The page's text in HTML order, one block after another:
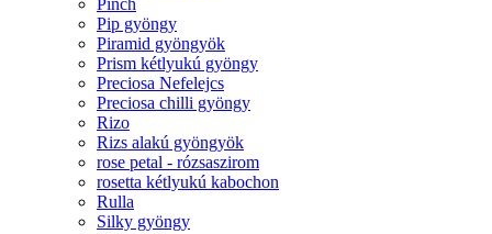
Pinch
Pip gyöngy
Piramid gyöngyök
Prism kétlyukú gyöngy
Preciosa Nefelejcs
Preciosa chilli gyöngy
Rizo
Rizs alakú gyöngyök
rose petal - rózsaszirom
rosetta kétlyukú kabochon
Rulla
Silky gyöngy